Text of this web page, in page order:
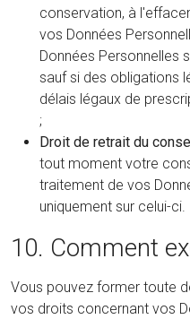
conservation, à
vos Données
Données Personnelles
sauf si des obligations
délais légaux de
;
Droit de retrait du
tout moment votre
traitement de vos
uniquement sur celui-ci.
10. Comment
Vous pouvez former toute
vos droits concernant vos